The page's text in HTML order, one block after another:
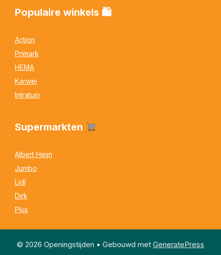
Populaire winkels 🛍
Action
Primark
HEMA
Karwei
Intratuin
Supermarkten
Albert Heijn
Jumbo
Lidl
Dirk
Plus
© 2026 Openingstijden • Gebouwd met GeneratePress